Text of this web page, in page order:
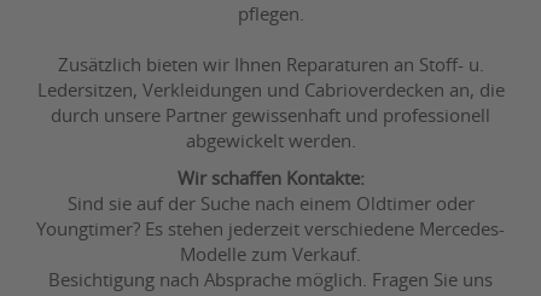
pflegen.
Zusätzlich bieten wir Ihnen Reparaturen an Stoff- u.
Ledersitzen, Verkleidungen und Cabrioverdecken an, die
durch unsere Partner gewissenhaft und professionell
abgewickelt werden.
Wir schaffen Kontakte:
Sind sie auf der Suche nach einem Oldtimer oder
Youngtimer? Es stehen jederzeit verschiedene Mercedes-
Modelle zum Verkauf.
Besichtigung nach Absprache möglich. Fragen Sie uns